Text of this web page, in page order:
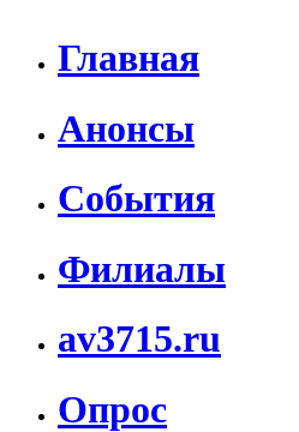
Главная
Анонсы
События
Филиалы
av3715.ru
Опрос